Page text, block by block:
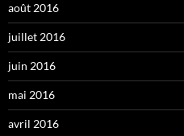
août 2016
juillet 2016
juin 2016
mai 2016
avril 2016